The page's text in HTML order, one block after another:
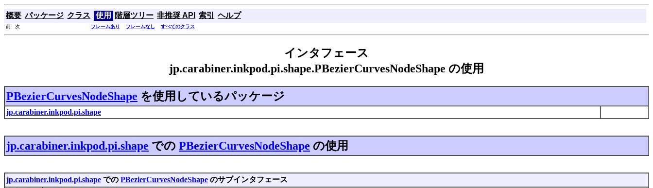
概要 パッケージ クラス 使用 階層ツリー 非推奨 API 索引 ヘルプ
前 次 フレームあり フレームなし すべてのクラス
インタフェース
jp.carabiner.inkpod.pi.shape.PBezierCurvesNodeShape の使用
PBezierCurvesNodeShape を使用しているパッケージ
jp.carabiner.inkpod.pi.shape
jp.carabiner.inkpod.pi.shape での PBezierCurvesNodeShape の使用
jp.carabiner.inkpod.pi.shape での PBezierCurvesNodeShape のサブインタフェース